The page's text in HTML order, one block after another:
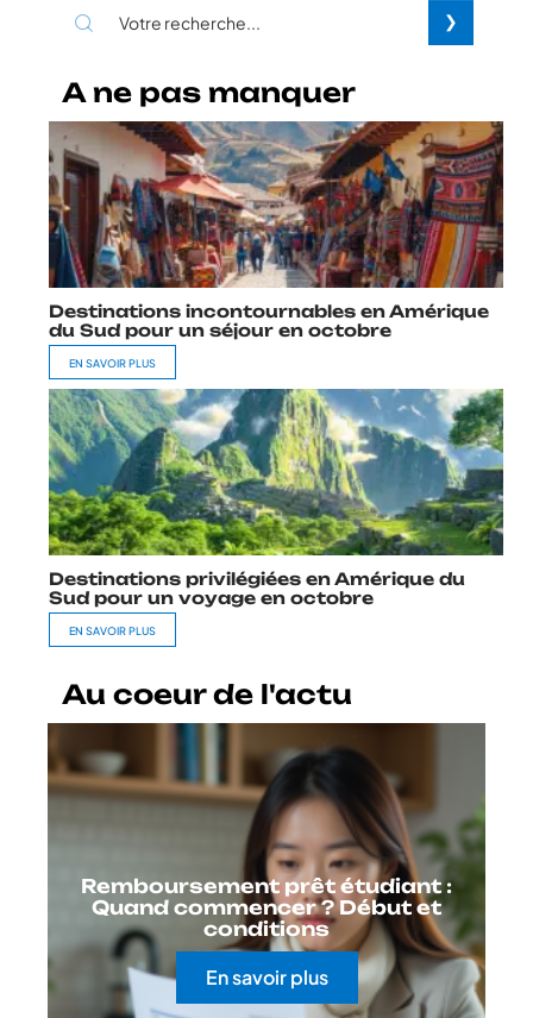
A ne pas manquer
Destinations incontournables en Amérique
du Sud pour un séjour en octobre
EN SAVOIR PLUS
Destinations privilégiées en Amérique du
Sud pour un voyage en octobre
EN SAVOIR PLUS
Au coeur de l'actu
Remboursement prêt étudiant :
Quand commencer ? Début et
conditions
En savoir plus